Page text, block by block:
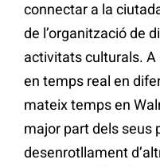
connectar a la
de l’organització de
activitats culturals. A
en temps real en
mateix temps en
major part dels seus
desenrotllament